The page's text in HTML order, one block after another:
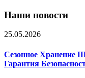
Наши новости
25.05.2026
Сезонное Хранение
Гарантия